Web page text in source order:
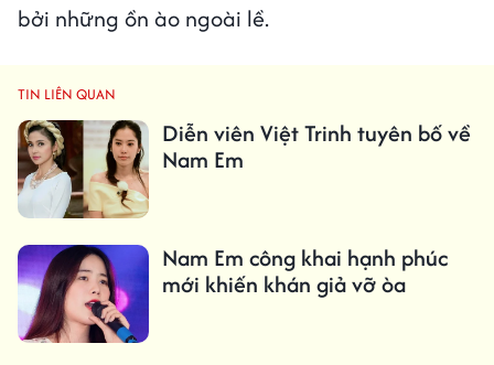
bởi những ồn ào ngoài lề.
TIN LIÊN QUAN
Diễn viên Việt Trinh tuyên bố về
Nam Em
Nam Em công khai hạnh phúc
mới khiến khán giả vỡ òa